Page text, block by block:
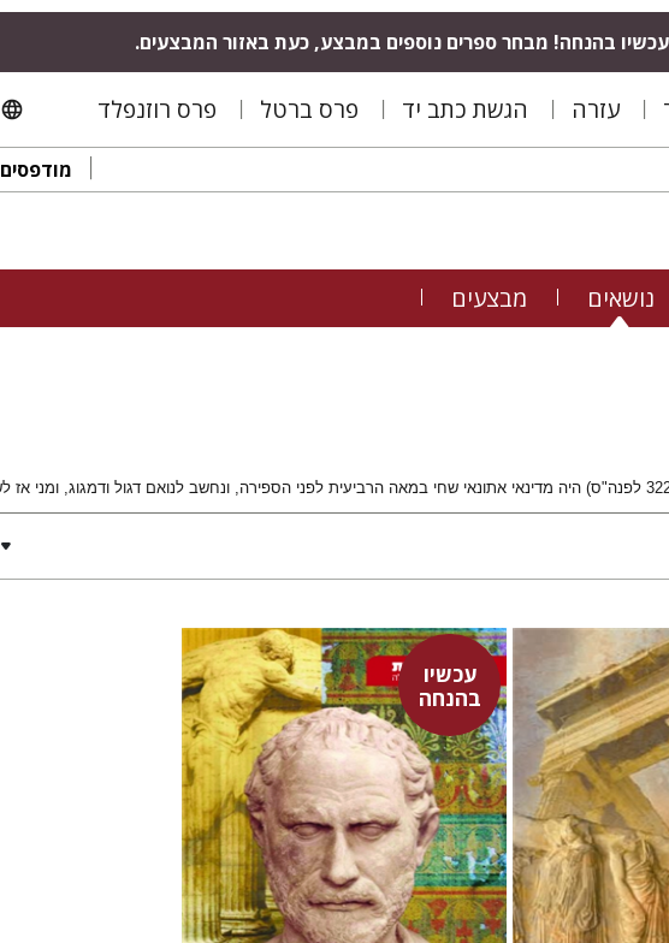
בהנחה! מבחר ספרים נוספים במבצע, כעת באזור המבצעים.
עזרה הגשת כתב יד פרס ברטל פרס רוזנפלד
מודפסים
נושאים מבצעים
עכשיו
בהנחה
דמוסתנס
דבורה גילולה